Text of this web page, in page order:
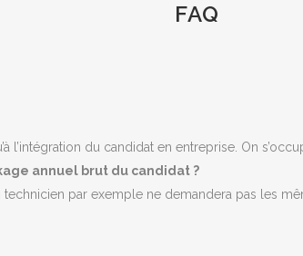
FAQ
l’intégration du candidat en entreprise. On
annuel brut du candidat ?
technicien par exemple ne demandera pas les